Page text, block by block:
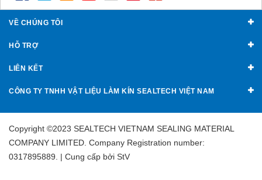
VỀ CHÚNG TÔI
HỖ TRỢ
LIÊN KẾT
CÔNG TY TNHH VẬT LIỆU LÀM KÍN SEALTECH VIỆT NAM
Copyright ©2023 SEALTECH VIETNAM SEALING MATERIAL
COMPANY LIMITED. Company Registration number:
0317895889. | Cung cấp bởi StV